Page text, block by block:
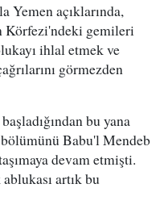
Yemen açıklarında,
Körfezi'ndeki gemileri
ihlal etmek ve
görmezden
bu yana
Babu'l Mendeb
devam etmişti.
artık bu